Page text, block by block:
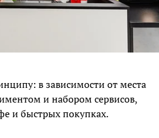
в зависимости от места
и набором сервисов,
и быстрых покупках.